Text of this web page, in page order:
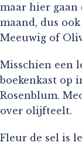
maar hier
maand, dus
Meeuwig of
Misschien een
boekenkast op
Rosenblum.
over olijfteelt.
Fleur de sel is